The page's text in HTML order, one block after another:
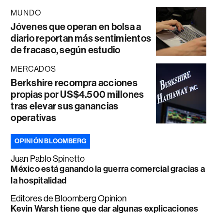
MUNDO
Jóvenes que operan en bolsa a
diario reportan más sentimientos
de fracaso, según estudio
MERCADOS
Berkshire recompra acciones
propias por US$4.500 millones
tras elevar sus ganancias
operativas
OPINIÓN BLOOMBERG
Juan Pablo Spinetto
México está ganando la guerra comercial gracias a
la hospitalidad
Editores de Bloomberg Opinion
Kevin Warsh tiene que dar algunas explicaciones